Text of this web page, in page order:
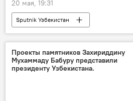
20 мая, 19:31
Sputnik Узбекистан
Проекты памятников Захириддину
Мухаммаду Бабуру представили
президенту Узбекистана.